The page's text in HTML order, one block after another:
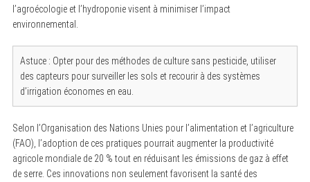
l’agroécologie et l’hydroponie visent à minimiser l’impact
environnemental.
Astuce : Opter pour des méthodes de culture sans pesticide, utiliser
des capteurs pour surveiller les sols et recourir à des systèmes
d’irrigation économes en eau.
Selon l’Organisation des Nations Unies pour l’alimentation et l’agriculture
(FAO), l’adoption de ces pratiques pourrait augmenter la productivité
agricole mondiale de 20 % tout en réduisant les émissions de gaz à effet
de serre. Ces innovations non seulement favorisent la santé des
S
e